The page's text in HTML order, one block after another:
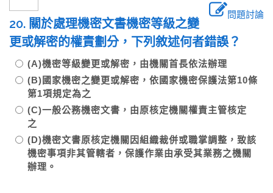
問題討論
20. 關於處理機密文書機密等級之變
更或解密的權責劃分，下列敘述何者錯誤？
(A)機密等級變更或解密，由機關首長依法辦理
(B)國家機密之變更或解密，依國家機密保護法第10條
第1項規定為之
(C)一般公務機密文書，由原核定機關權責主管核定
之
(D)機密文書原核定機關因組織裁併或職掌調整，致該
機密事項非其管轄者，保護作業由承受其業務之機關
辦理。